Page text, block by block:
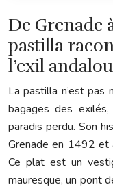
De Grenade
pastilla
l’exil
La pastilla n’est pas
bagages des
paradis perdu. Son
Grenade en 1492 et
Ce plat est un
mauresque, un pont